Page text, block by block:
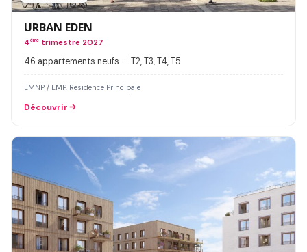
URBAN EDEN
4ème trimestre 2027
46 appartements neufs — T2, T3, T4, T5
LMNP / LMP, Residence Principale
Découvrir